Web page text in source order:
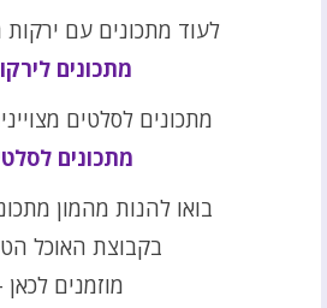
לעוד מתכונים עם ירקות
מתכונים
מתכונים לסלטים
מתכונים
בואו להנות מהמון
בקבוצת האוכל
מוזמנים לכאן